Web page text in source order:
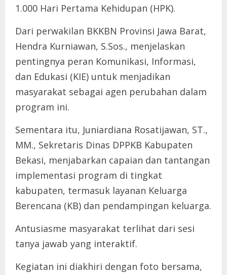
1.000 Hari Pertama Kehidupan (HPK).
Dari perwakilan BKKBN Provinsi Jawa Barat,
Hendra Kurniawan, S.Sos., menjelaskan
pentingnya peran Komunikasi, Informasi,
dan Edukasi (KIE) untuk menjadikan
masyarakat sebagai agen perubahan dalam
program ini.
Sementara itu, Juniardiana Rosatijawan, ST.,
MM., Sekretaris Dinas DPPKB Kabupaten
Bekasi, menjabarkan capaian dan tantangan
implementasi program di tingkat
kabupaten, termasuk layanan Keluarga
Berencana (KB) dan pendampingan keluarga.
Antusiasme masyarakat terlihat dari sesi
tanya jawab yang interaktif.
Kegiatan ini diakhiri dengan foto bersama,